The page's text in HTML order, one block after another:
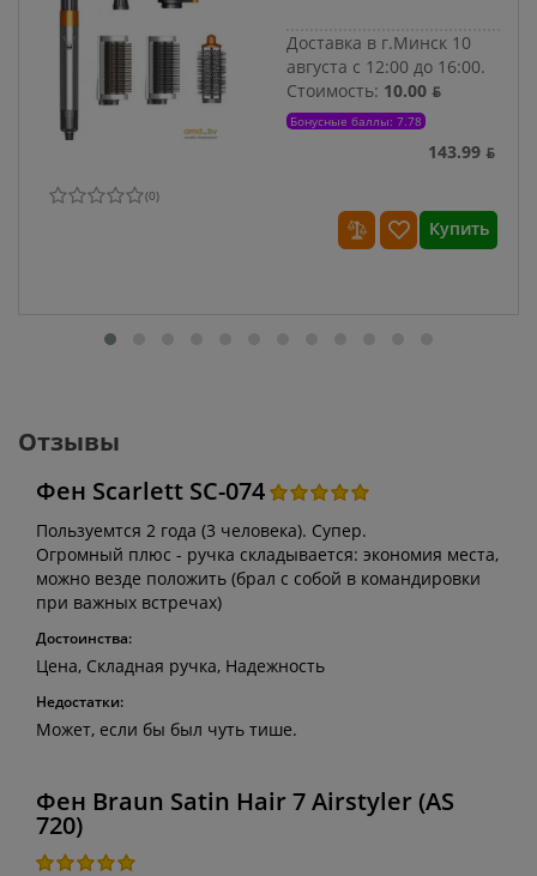
Доставка в г.Минск 10
августа с 12:00 до 16:00.
Стоимость: 10.00 ƃ
Бонусные баллы: 7.78
143.99 ƃ
(0)
Купить
Отзывы
Фен Scarlett SC-074
Пользуемтся 2 года (3 человека). Супер.
Огромный плюс - ручка складывается: экономия места,
можно везде положить (брал с собой в командировки
при важных встречах)
Достоинства:
Цена, Складная ручка, Надежность
Недостатки:
Может, если бы был чуть тише.
Фен Braun Satin Hair 7 Airstyler (AS
720)